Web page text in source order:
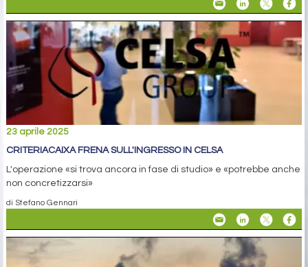
23 aprile 2025
CRITERIACAIXA FRENA SULL'INGRESSO IN CELSA
L'operazione «si trova ancora in fase di studio» e «potrebbe anche
non concretizzarsi»
di Stefano Gennari